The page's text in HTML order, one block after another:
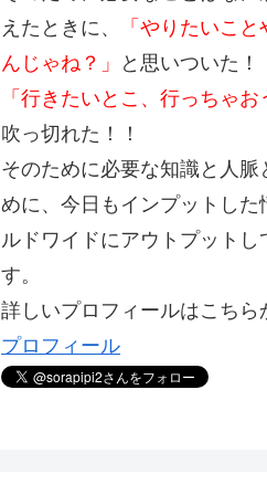
えたときに、
「やりたいこ
んじゃね？」
と思いついた！
「行きたいとこ、行っちゃお
吹っ切れた！！
そのために必要な知識と人脈
めに、今日もインプットした
ルドワイドにアウトプットし
す。
詳しいプロフィールはこちら
プロフィール